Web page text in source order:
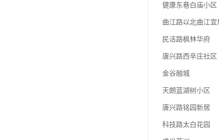
健康东巷白庙小区
曲江路以北曲江宜
民洁路枫林华府
唐兴路西辛庄社区
金谷融城
天朗蓝湖树小区
唐兴路铭园新居
科技路太白花园